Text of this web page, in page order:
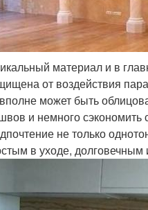
материал и в
от воздействия
может быть
и немного
не только
в уходе,